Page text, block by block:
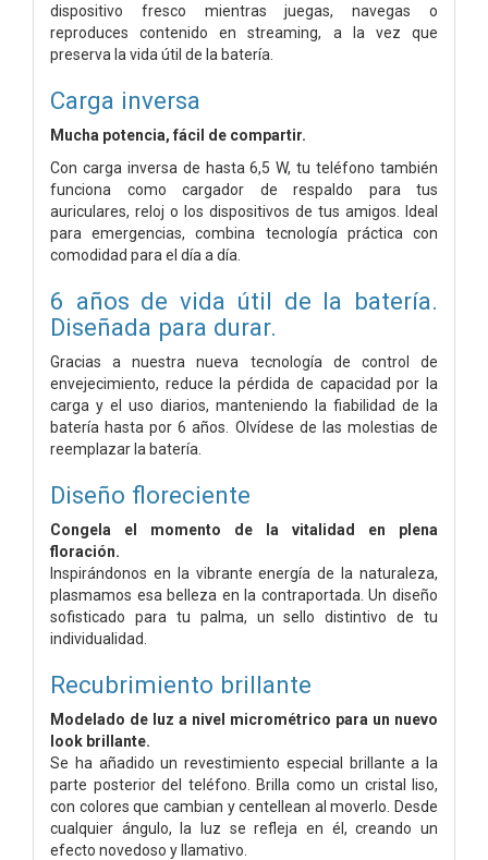
dispositivo fresco mientras juegas, navegas o
reproduces contenido en streaming, a la vez que
preserva la vida útil de la batería.
Carga inversa
Mucha potencia, fácil de compartir.
Con carga inversa de hasta 6,5 ​​W, tu teléfono también
funciona como cargador de respaldo para tus
auriculares, reloj o los dispositivos de tus amigos. Ideal
para emergencias, combina tecnología práctica con
comodidad para el día a día.
6 años de vida útil de la batería.
Diseñada para durar.
Gracias a nuestra nueva tecnología de control de
envejecimiento, reduce la pérdida de capacidad por la
carga y el uso diarios, manteniendo la fiabilidad de la
batería hasta por 6 años. Olvídese de las molestias de
reemplazar la batería.
Diseño floreciente
Congela el momento de la vitalidad en plena
floración.
Inspirándonos en la vibrante energía de la naturaleza,
plasmamos esa belleza en la contraportada. Un diseño
sofisticado para tu palma, un sello distintivo de tu
individualidad.
Recubrimiento brillante
Modelado de luz a nivel micrométrico para un nuevo
look brillante.
Se ha añadido un revestimiento especial brillante a la
parte posterior del teléfono. Brilla como un cristal liso,
con colores que cambian y centellean al moverlo. Desde
cualquier ángulo, la luz se refleja en él, creando un
efecto novedoso y llamativo.